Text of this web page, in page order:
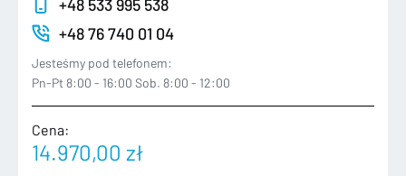
+48 533 995 538
+48 76 740 01 04
Jesteśmy pod telefonem:
Pn-Pt 8:00 - 16:00 Sob. 8:00 - 12:00
Cena:
14.970,00 zł